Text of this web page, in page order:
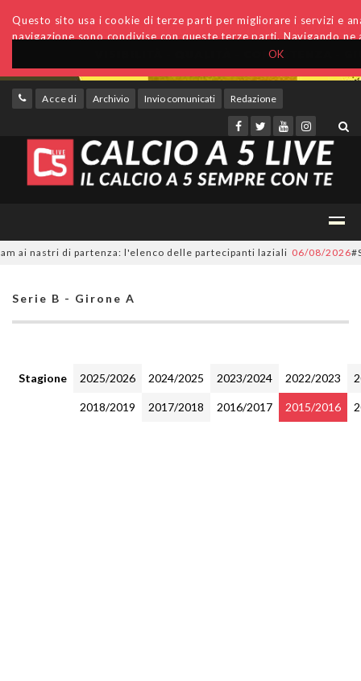
OK
Questo sito usa i cookie di terze parti per migliorare i servizi e
navigazione sono condivise con queste terze parti. Navigando
Accedi Archivio Invio comunicati Redazione
nastri di partenza: l'elenco delle partecipanti laziali 06/08/2026
Serie B - Girone A
Stagione 2025/2026 2024/2025 2023/2024 2022/2023
2018/2019 2017/2018 2016/2017 2015/2016